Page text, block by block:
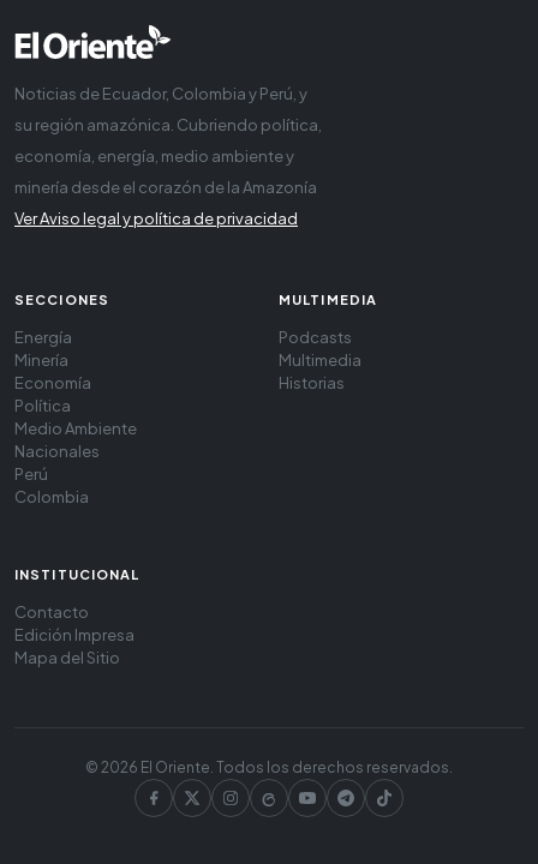
Noticias de Ecuador, Colombia y Perú, y
su región amazónica. Cubriendo política,
economía, energía, medio ambiente y
minería desde el corazón de la Amazonía
Ver Aviso legal y política de privacidad
SECCIONES
Energía
Minería
Economía
Política
Medio Ambiente
Nacionales
Perú
Colombia
MULTIMEDIA
Podcasts
Multimedia
Historias
INSTITUCIONAL
Contacto
Edición Impresa
Mapa del Sitio
© 2026 El Oriente. Todos los derechos reservados.